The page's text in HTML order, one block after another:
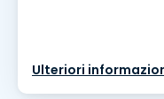
Ulteriori